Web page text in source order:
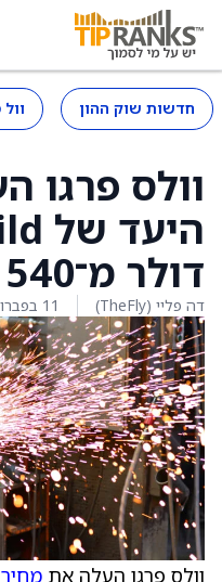
חדשות שוק ההון
וולס פרגו
דולר מ־540 דולר
דה פליי (TheFly) 11 בפברואר 2026
וולס פרגו העלה את